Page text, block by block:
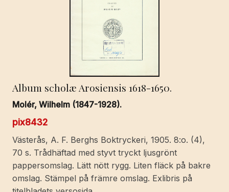
1790.
mängd
Album scholæ Arosiensis 1618-1650.
Molér, Wilhelm (1847-1928).
pix8432
Västerås, A. F. Berghs Boktryckeri, 1905. 8:o. (4),
70 s. Trådhäftad med styvt tryckt ljusgrönt
pappersomslag. Lätt nött rygg. Liten fläck på bakre
omslag. Stämpel på främre omslag. Exlibris på